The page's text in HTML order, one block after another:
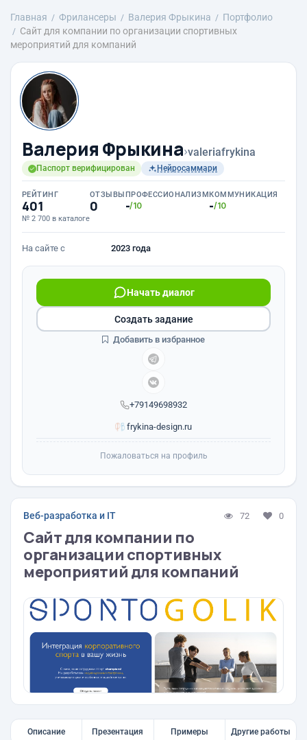
Главная Фрилансеры Валерия Фрыкина
Портфолио
Сайт для компании по организации спортивных
мероприятий для компаний
Валерия Фрыкина›valeriafrykina
Паспорт верифицирован Нейросаммари
РЕЙТИНГ
401
№ 2 700 в каталоге
ОТЗЫВЫ
0
ПРОФЕССИОНАЛИЗМ
-/10
КОММУНИКАЦИЯ
-/10
На сайте с 2023 года
+79149698932
Начать диалог
frykina-design.ru
Создать задание
Добавить в избранное
Пожаловаться на профиль
Веб-разработка и IT 72 0
Сайт для компании по
организации спортивных
мероприятий для компаний
Описание Презентация Примеры Другие работы